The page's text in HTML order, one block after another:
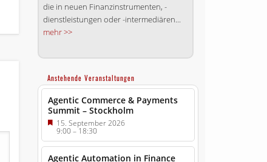
die in neuen Finanz­instrumenten, -
dienstleistungen oder -intermediären...
mehr >>
Anstehende Veranstaltungen
Agentic Commerce & Payments
Summit – Stockholm
15. September 2026
9:00–18:30
Agentic Automation in Finance